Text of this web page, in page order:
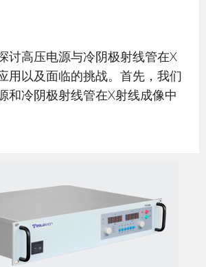
讨高压电源与冷阴极射线管在X
用以及面临的挑战。首先，我们
和冷阴极射线管在X射线成像中